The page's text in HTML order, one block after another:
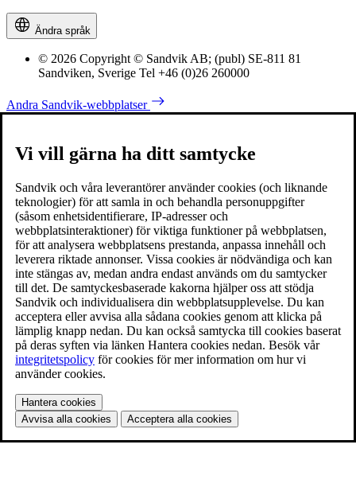
Ändra språk
© 2026 Copyright © Sandvik AB; (publ) SE-811 81
Sandviken, Sverige Tel +46 (0)26 260000
Andra Sandvik-webbplatser
Vi vill gärna ha ditt samtycke
Sandvik och våra leverantörer använder cookies (och liknande
teknologier) för att samla in och behandla personuppgifter
(såsom enhetsidentifierare, IP-adresser och
webbplatsinteraktioner) för viktiga funktioner på webbplatsen,
för att analysera webbplatsens prestanda, anpassa innehåll och
leverera riktade annonser. Vissa cookies är nödvändiga och kan
inte stängas av, medan andra endast används om du samtycker
till det. De samtyckesbaserade kakorna hjälper oss att stödja
Sandvik och individualisera din webbplatsupplevelse. Du kan
acceptera eller avvisa alla sådana cookies genom att klicka på
lämplig knapp nedan. Du kan också samtycka till cookies baserat
på deras syften via länken Hantera cookies nedan. Besök vår
integritetspolicy för cookies för mer information om hur vi
använder cookies.
Hantera cookies
Avvisa alla cookies
Acceptera alla cookies